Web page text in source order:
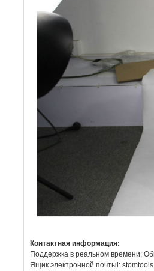
Контактная информация:
Поддержка в реальном времени:
Ящик электронной почтыl: